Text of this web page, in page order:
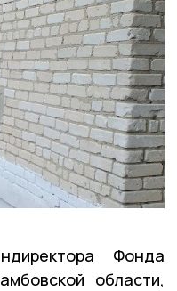
Фонда
области,